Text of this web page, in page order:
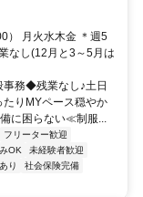
車5分 ※富士川駅から
） 月火水木金 ＊週5
なし(12月と3～5月は
務◆残業なし♪土日
りMYペース穏やか
に困らない≪制服...
フリーター歓迎
OK
未経験者歓迎
り
社会保険完備